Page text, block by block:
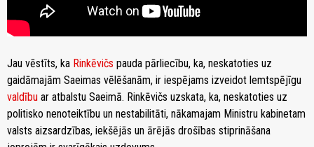
Jau vēstīts, ka Rinkēvičs pauda pārliecību, ka, neskatoties uz
gaidāmajām Saeimas vēlēšanām, ir iespējams izveidot lemtspējīgu
valdību ar atbalstu Saeimā. Rinkēvičs uzskata, ka, neskatoties uz
politisko nenoteiktību un nestabilitāti, nākamajam Ministru kabinetam
valsts aizsardzības, iekšējās un ārējās drošības stiprināšana